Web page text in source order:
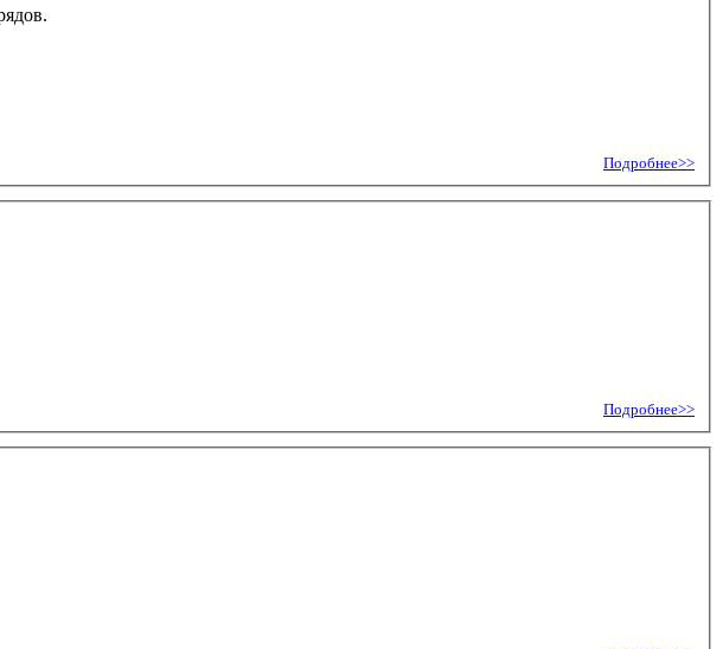
Подробнее>>
Подробнее>>